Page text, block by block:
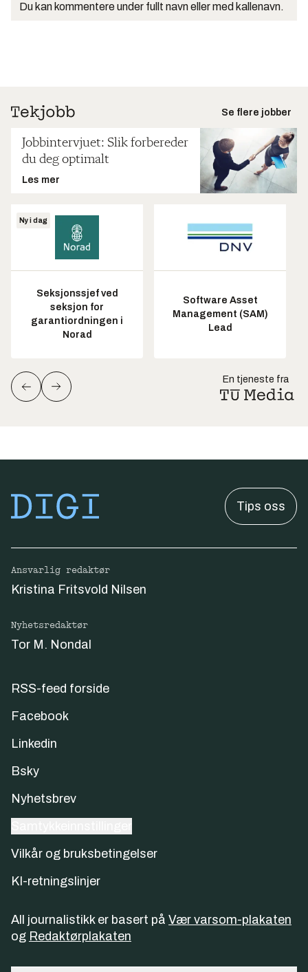
Du kan kommentere under fullt navn eller med kallenavn.
Se flere jobber
Jobbintervjuet: Slik forbereder
du deg optimalt
Les mer
Ny i dag
Seksjonssjef ved
seksjon for
garantiordningen i
Norad
Software Asset
Management (SAM)
Lead
En tjeneste fra
Tips oss
Ansvarlig redaktør
Kristina Fritsvold Nilsen
Nyhetsredaktør
Tor M. Nondal
RSS-feed forside
Facebook
Linkedin
Bsky
Nyhetsbrev
Vilkår og bruksbetingelser
KI-retningslinjer
All journalistikk er basert på Vær varsom-plakaten
og Redaktørplakaten